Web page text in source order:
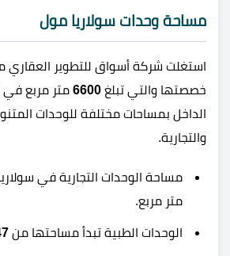
مساحة وحدات سولاريا مول
استغلت شركة أسواق للتطوير العقاري
خصصتها والتي تبلغ 6600 متر مربع
الداخل بمساحات مختلفة للوحدات
والتجارية.
مساحة الوحدات التجارية في
متر مربع.
الوحدات الطبية تبدأ مساحتها من